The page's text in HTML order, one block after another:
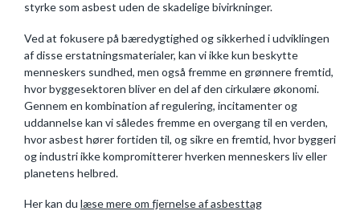
styrke som asbest uden de skadelige bivirkninger.
Ved at fokusere på bæredygtighed og sikkerhed i udviklingen
af disse erstatningsmaterialer, kan vi ikke kun beskytte
menneskers sundhed, men også fremme en grønnere fremtid,
hvor byggesektoren bliver en del af den cirkulære økonomi.
Gennem en kombination af regulering, incitamenter og
uddannelse kan vi således fremme en overgang til en verden,
hvor asbest hører fortiden til, og sikre en fremtid, hvor byggeri
og industri ikke kompromitterer hverken menneskers liv eller
planetens helbred.
Her kan du læse mere om fjernelse af asbesttag